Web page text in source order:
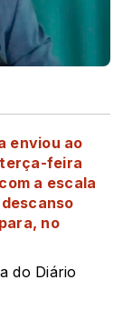
enviou ao
terça-feira
a escala
no
do Diário